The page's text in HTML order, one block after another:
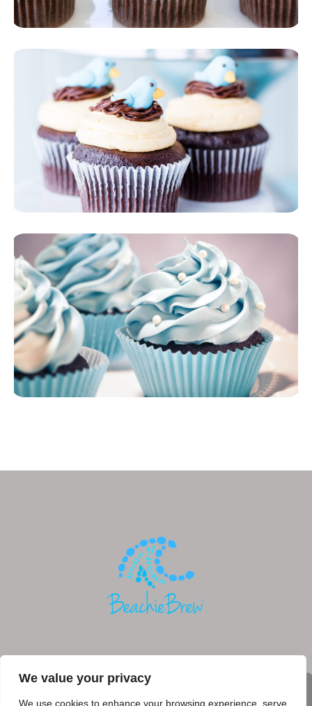
We value your privacy
We use cookies to enhance your browsing experience, serve